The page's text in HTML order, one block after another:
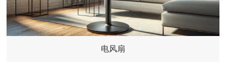
电风扇